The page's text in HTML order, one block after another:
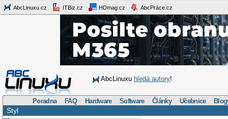
AbcLinuxu.cz ITBiz.cz HDmag.cz AbcPráce.cz
AbcLinuxu hledá autory!
Poradna FAQ Hardware Software Články Učebnice
Styl